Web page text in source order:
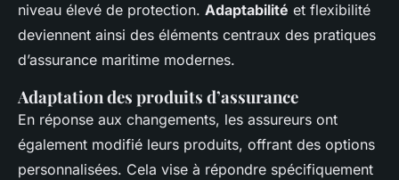
niveau élevé de protection. Adaptabilité et flexibilité
deviennent ainsi des éléments centraux des pratiques
d’assurance maritime modernes.
Adaptation des produits d’assurance
En réponse aux changements, les assureurs ont
également modifié leurs produits, offrant des options
personnalisées. Cela vise à répondre spécifiquement